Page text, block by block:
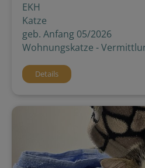
EKH
Katze
geb. Anfang 05/2026
Wohnungskatze -
Details